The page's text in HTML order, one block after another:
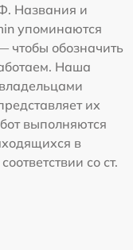
Названия и
упоминаются
чтобы обозначить
Наша
их
выполняются
в
со ст.